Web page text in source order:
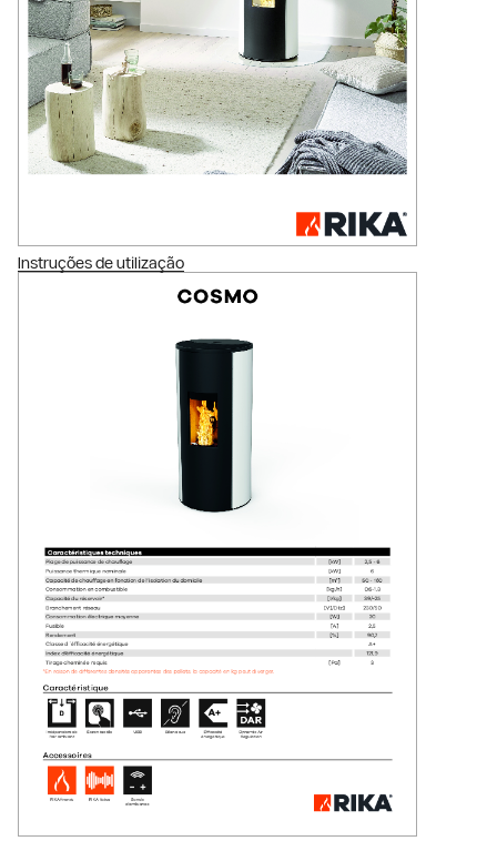
Instruções de utilização